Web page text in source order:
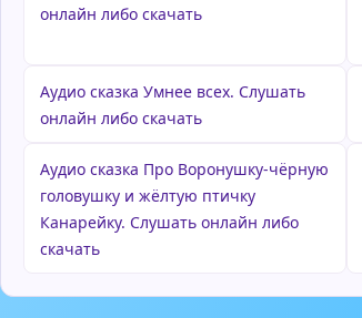
онлайн либо скачать
Аудио сказка Умнее всех. Слушать
онлайн либо скачать
Аудио сказка Про Воронушку-чёрную
головушку и жёлтую птичку
Канарейку. Слушать онлайн либо
скачать